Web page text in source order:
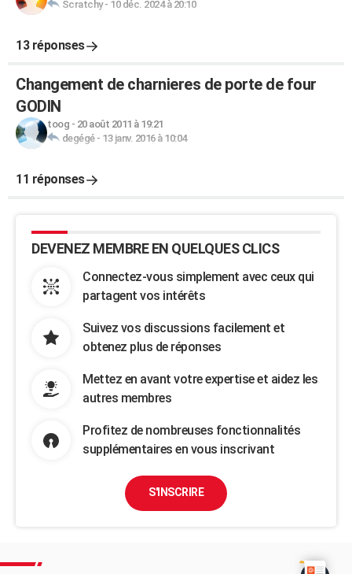
Scratchy- 10 déc. 2024 à 20:10
13 réponses
Changement de charnieres de porte de four
GODIN
toog - 20 août 2011 à 19:21
degégé- 13 janv. 2016 à 10:04
11 réponses
DEVENEZ MEMBRE EN QUELQUES CLICS
Connectez-vous simplement avec ceux qui
partagent vos intérêts
Suivez vos discussions facilement et
obtenez plus de réponses
Mettez en avant votre expertise et aidez les
autres membres
Profitez de nombreuses fonctionnalités
supplémentaires en vous inscrivant
S'INSCRIRE